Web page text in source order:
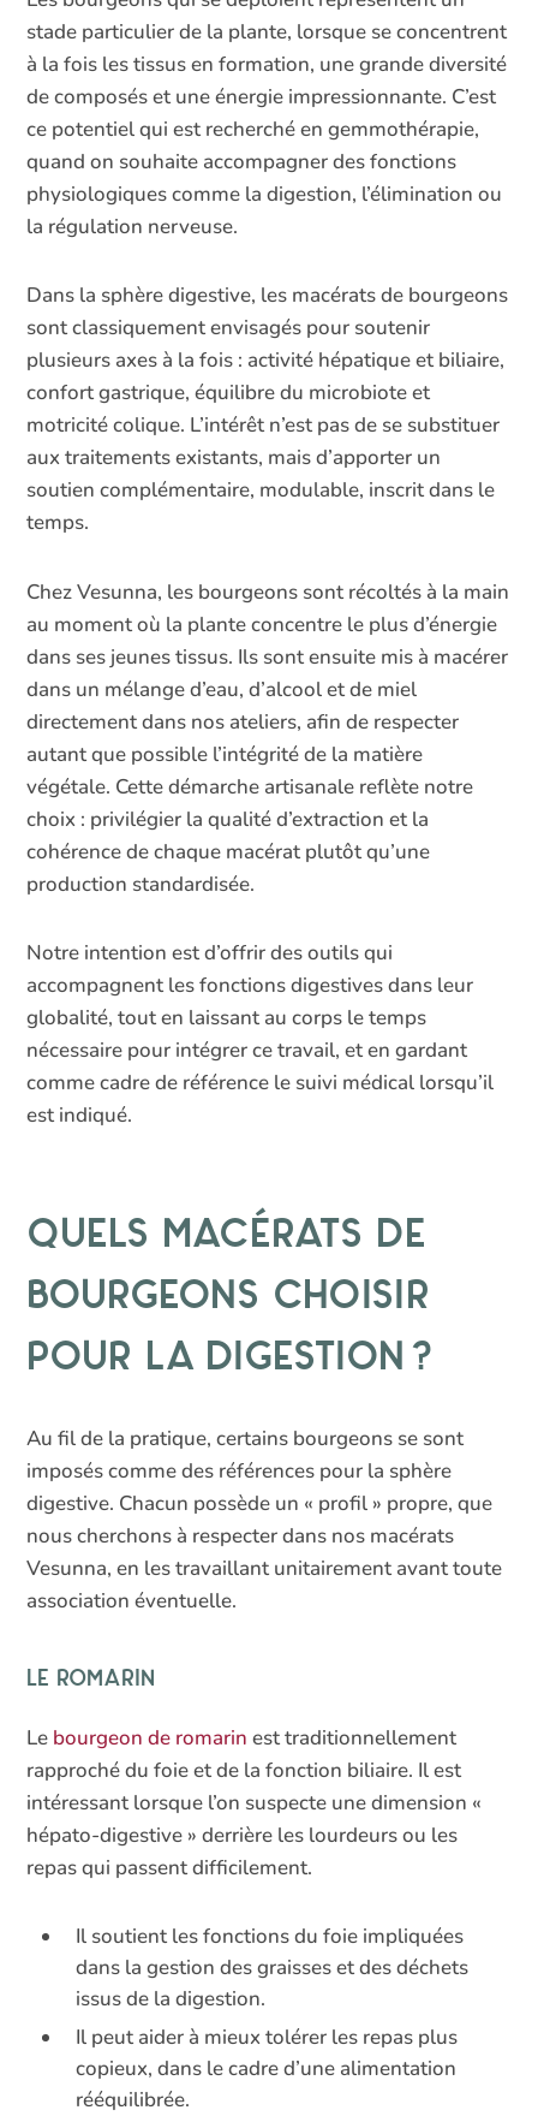
stade particulier de la plante, lorsque se concentrent
à la fois les tissus en formation, une grande diversité
de composés et une énergie impressionnante. C’est
ce potentiel qui est recherché en gemmothérapie,
quand on souhaite accompagner des fonctions
physiologiques comme la digestion, l’élimination ou
la régulation nerveuse.
Dans la sphère digestive, les macérats de bourgeons
sont classiquement envisagés pour soutenir
plusieurs axes à la fois : activité hépatique et biliaire,
confort gastrique, équilibre du microbiote et
motricité colique. L’intérêt n’est pas de se substituer
aux traitements existants, mais d’apporter un
soutien complémentaire, modulable, inscrit dans le
temps.
Chez Vesunna, les bourgeons sont récoltés à la main
au moment où la plante concentre le plus d’énergie
dans ses jeunes tissus. Ils sont ensuite mis à macérer
dans un mélange d’eau, d’alcool et de miel
directement dans nos ateliers, afin de respecter
autant que possible l’intégrité de la matière
végétale. Cette démarche artisanale reflète notre
choix : privilégier la qualité d’extraction et la
cohérence de chaque macérat plutôt qu’une
production standardisée.
Notre intention est d’offrir des outils qui
accompagnent les fonctions digestives dans leur
globalité, tout en laissant au corps le temps
nécessaire pour intégrer ce travail, et en gardant
comme cadre de référence le suivi médical lorsqu’il
est indiqué.
Quels macérats de
bourgeons choisir
pour la digestion ?
Au fil de la pratique, certains bourgeons se sont
imposés comme des références pour la sphère
digestive. Chacun possède un « profil » propre, que
nous cherchons à respecter dans nos macérats
Vesunna, en les travaillant unitairement avant toute
association éventuelle.
Le romarin
Le bourgeon de romarin est traditionnellement
rapproché du foie et de la fonction biliaire. Il est
intéressant lorsque l’on suspecte une dimension «
hépato-digestive » derrière les lourdeurs ou les
repas qui passent difficilement.
Il soutient les fonctions du foie impliquées
dans la gestion des graisses et des déchets
issus de la digestion.
Il peut aider à mieux tolérer les repas plus
copieux, dans le cadre d’une alimentation
rééquilibrée.